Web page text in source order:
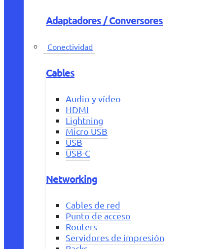
Adaptadores / Conversores
Conectividad
Cables
Audio y vídeo
HDMI
Lightning
Micro USB
USB
USB-C
Networking
Cables de red
Punto de acceso
Routers
Servidores de impresión